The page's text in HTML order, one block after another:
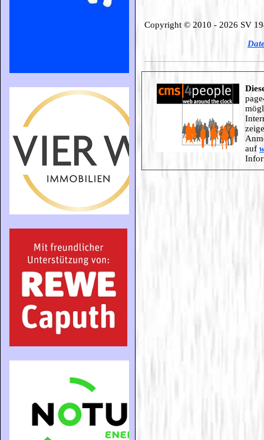
Copyright © 2010 - 2026 SV
auf